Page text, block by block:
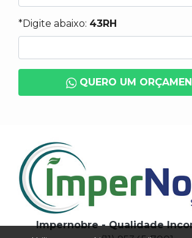
*Digite abaixo: 43RH
QUERO UM
Impernobre - Qualidade